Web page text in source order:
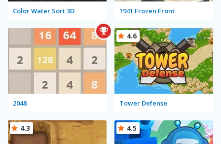
Color Water Sort 3D 1941 Frozen Front
2048 Tower Defense
4.6
4.3 4.5